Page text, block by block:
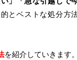
とベストな処分方
を紹介していきます。